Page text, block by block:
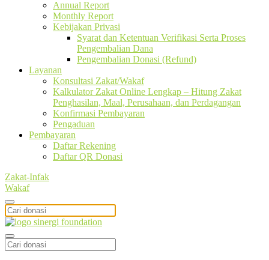
Annual Report
Monthly Report
Kebijakan Privasi
Syarat dan Ketentuan Verifikasi Serta Proses
Pengembalian Dana
Pengembalian Donasi (Refund)
Layanan
Konsultasi Zakat/Wakaf
Kalkulator Zakat Online Lengkap – Hitung Zakat
Penghasilan, Maal, Perusahaan, dan Perdagangan
Konfirmasi Pembayaran
Pengaduan
Pembayaran
Daftar Rekening
Daftar QR Donasi
Zakat-Infak
Wakaf